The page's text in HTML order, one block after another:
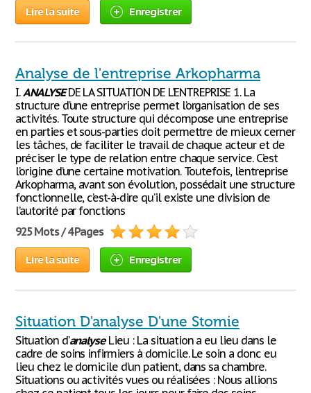
Lire la suite Enregistrer
Analyse de l'entreprise Arkopharma
I.ANALYSEDE LA SITUATION DE L’ENTREPRISE 1. La
structure d’une entreprise permet l’organisation de ses
activités. Toute structure qui décompose une entreprise
en parties et sous-parties doit permettre de mieux cerner
les tâches, de faciliter le travail de chaque acteur et de
préciser le type de relation entre chaque service. C’est
l’origine d’une certaine motivation. Toutefois, l’entreprise
Arkopharma, avant son évolution, possédait une structure
fonctionnelle, c’est-à-dire qu’il existe une division de
l’autorité par fonctions
925 Mots / 4 Pages
Lire la suite Enregistrer
Situation D'analyse D'une Stomie
Situation d’analyseLieu : La situation a eu lieu dans le
cadre de soins infirmiers à domicile. Le soin a donc eu
lieu chez le domicile d’un patient, dans sa chambre.
Situations ou activités vues ou réalisées : Nous allions